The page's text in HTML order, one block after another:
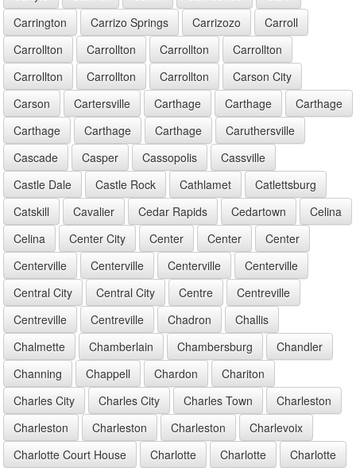
Carrington
Carrizo Springs Carrizozo
Carroll
Carrollton
Carrollton Carrollton
Carrollton
Carrollton
Carrollton Carrollton
Carson City
Carson
Cartersville Carthage Carthage
Carthage
Carthage
Carthage Carthage
Caruthersville
Cascade
Casper Cassopolis
Cassville
Castle Dale
Castle Rock Cathlamet
Catlettsburg
Catskill
Cavalier Cedar Rapids Cedartown
Celina
Celina
Center City Center Center
Center
Centerville
Centerville Centerville
Centerville
Central City
Central City Centre
Centreville
Centreville
Centreville Chadron
Challis
Chalmette
Chamberlain Chambersburg
Chandler
Channing
Chappell Chardon
Chariton
Charles City
Charles City Charles Town
Charleston
Charleston
Charleston Charleston
Charlevoix
Charlotte Court House
Charlotte Charlotte
Charlotte